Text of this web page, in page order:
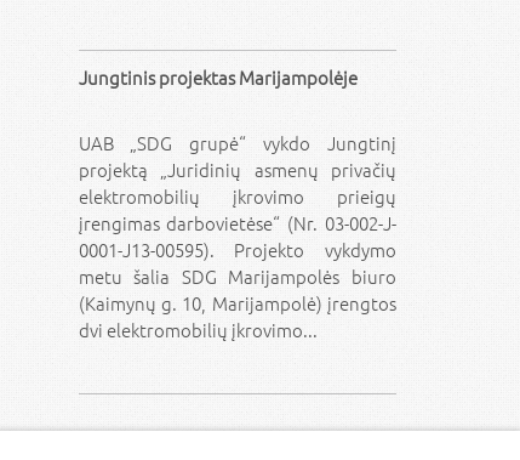
Jungtinis projektas Marijampolėje
UAB „SDG grupė“ vykdo Jungtinį
projektą „Juridinių asmenų privačių
elektromobilių įkrovimo prieigų
įrengimas darbovietėse“ (Nr. 03-002-J-
0001-J13-00595). Projekto vykdymo
metu šalia SDG Marijampolės biuro
(Kaimynų g. 10, Marijampolė) įrengtos
dvi elektromobilių įkrovimo...